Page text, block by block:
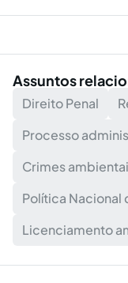
Assuntos
Direito Penal
Processo
Crimes
Política Nacional
Licenciamento